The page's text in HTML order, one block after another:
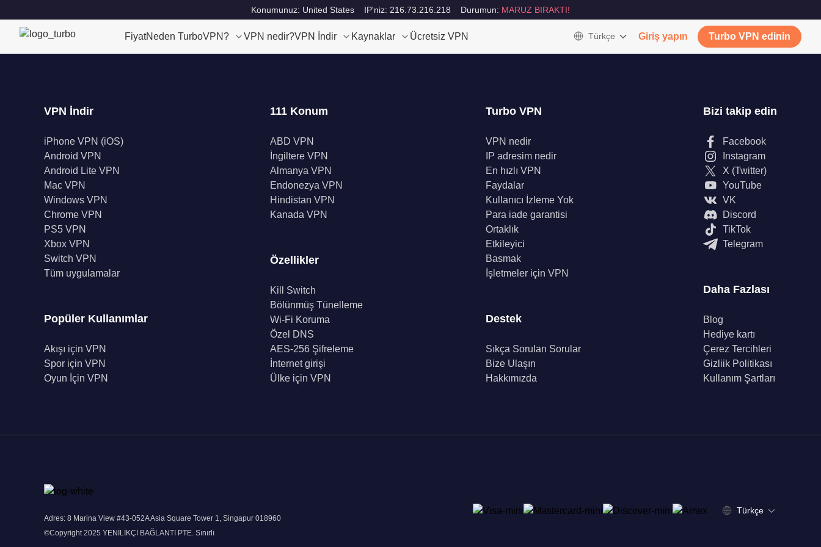
Konumunuz: United States IP'niz: 216.73.216.218 Durumun: MARUZ BIRAKTI!
FiyatNeden TurboVPN? VPN nedir?VPN İndir Kaynaklar Ücretsiz VPN Türkçe Giriş yapın Turbo VPN edinin
VPN İndir
iPhone VPN (iOS)
Android VPN
Android Lite VPN
Mac VPN
Windows VPN
Chrome VPN
PS5 VPN
Xbox VPN
Switch VPN
Tüm uygulamalar
Popüler Kullanımlar
Akışı için VPN
Spor için VPN
Oyun İçin VPN
111 Konum
ABD VPN
İngiltere VPN
Almanya VPN
Endonezya VPN
Hindistan VPN
Kanada VPN
Özellikler
Kill Switch
Bölünmüş Tünelleme
Wi-Fi Koruma
Özel DNS
AES-256 Şifreleme
İnternet girişi
Ülke için VPN
Turbo VPN
VPN nedir
IP adresim nedir
En hızlı VPN
Faydalar
Kullanıcı İzleme Yok
Para iade garantisi
Ortaklık
Etkileyici
Basmak
İşletmeler için VPN
Destek
Sıkça Sorulan Sorular
Bize Ulaşın
Hakkımızda
Bizi takip edin
Facebook
Instagram
X (Twitter)
YouTube
VK
Discord
TikTok
Telegram
Daha Fazlası
Blog
Hediye kartı
Çerez Tercihleri
Gizliik Politikası
Kullanım Şartları
Adres: 8 Marina View #43-052A Asia Square Tower 1, Singapur 018960
©Copyright 2025 YENİLİKÇİ BAĞLANTI PTE. Sınırlı
Türkçe